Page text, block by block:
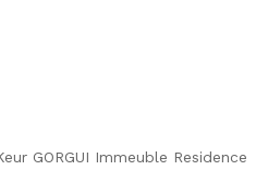
GORGUI Immeuble Residence